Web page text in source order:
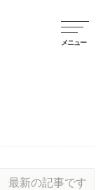
最新の記事です